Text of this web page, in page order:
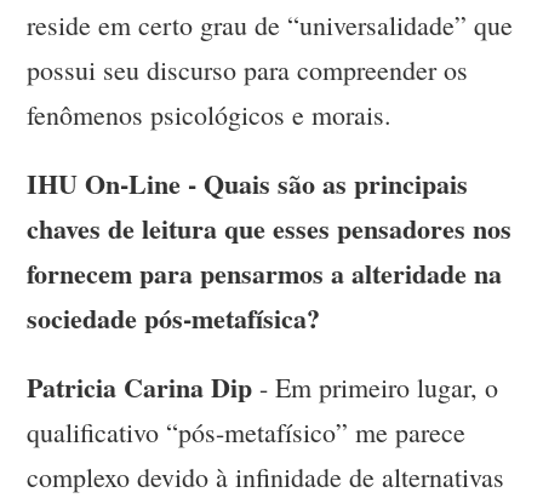
reside em certo grau de “universalidade” que
possui seu discurso para compreender os
fenômenos psicológicos e morais.
IHU On-Line - Quais são as principais
chaves de leitura que esses pensadores nos
fornecem para pensarmos a alteridade na
sociedade pós-metafísica?
Patricia Carina Dip - Em primeiro lugar, o
qualificativo “pós-metafísico” me parece
complexo devido à infinidade de alternativas